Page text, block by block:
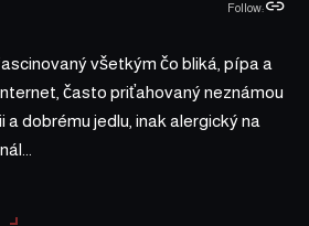
Follow:
všetkým čo bliká, pípa a
často priťahovaný neznámou
dobrému jedlu, inak alergický na